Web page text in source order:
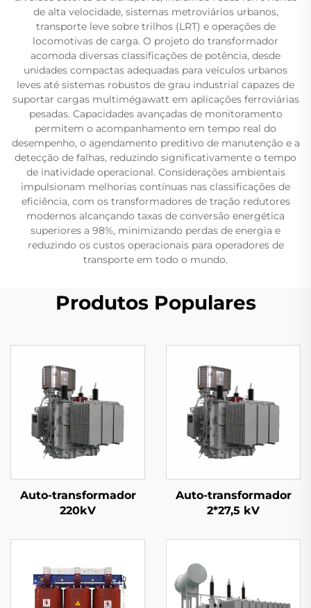
de alta velocidade, sistemas metroviários urbanos,
transporte leve sobre trilhos (LRT) e operações de
locomotivas de carga. O projeto do transformador
acomoda diversas classificações de potência, desde
unidades compactas adequadas para veículos urbanos
leves até sistemas robustos de grau industrial capazes de
suportar cargas multimégawatt em aplicações ferroviárias
pesadas. Capacidades avançadas de monitoramento
permitem o acompanhamento em tempo real do
desempenho, o agendamento preditivo de manutenção e a
detecção de falhas, reduzindo significativamente o tempo
de inatividade operacional. Considerações ambientais
impulsionam melhorias contínuas nas classificações de
eficiência, com os transformadores de tração redutores
modernos alcançando taxas de conversão energética
superiores a 98%, minimizando perdas de energia e
reduzindo os custos operacionais para operadores de
transporte em todo o mundo.
Produtos Populares
Auto-transformador
220kV
Auto-transformador
2*27,5 kV